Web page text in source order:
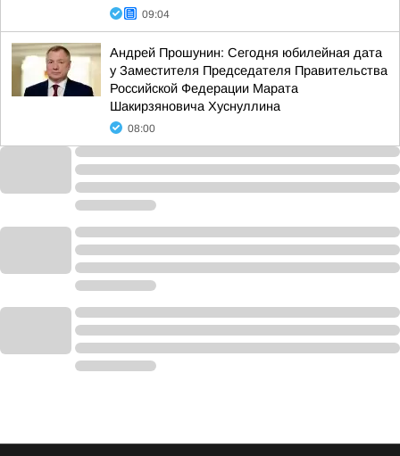
09:04
Андрей Прошунин: Сегодня юбилейная дата
у Заместителя Председателя Правительства
Российской Федерации Марата
Шакирзяновича Хуснуллина
08:00